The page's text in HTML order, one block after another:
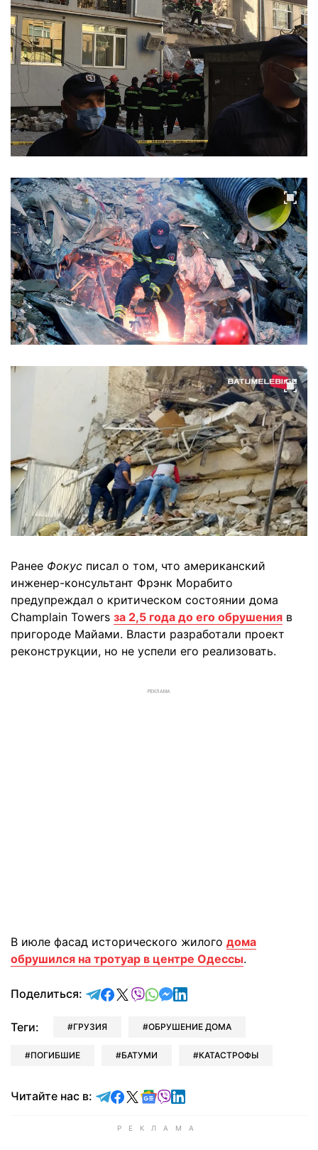
Ранее Фокус писал о том, что американский
инженер-консультант Фрэнк Морабито
предупреждал о критическом состоянии дома
Champlain Towers за 2,5 года до его обрушения в
пригороде Майами. Власти разработали проект
реконструкции, но не успели его реализовать.
РЕКЛАМА
В июле фасад исторического жилого дома
обрушился на тротуар в центре Одессы.
Поделиться: отправить в Telegram
поделиться в Facebook
поделиться в X
отправить в Viber
отправить в Whatsapp
отправить в Messenger
отправить в LinkedIn
Теги: ГРУЗИЯ ОБРУШЕНИЕ ДОМА
ПОГИБШИЕ БАТУМИ КАТАСТРОФЫ
Читайте нас в: Читайте в Telegram
Читайте в Facebook
Читайте в X
Читайте в Google news
Читайте в Viber
Читайте в LinkedIn